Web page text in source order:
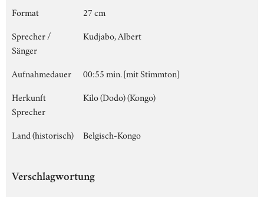
Format
27 cm
Sprecher /
Sänger
Kudjabo, Albert
Aufnahmedauer
00:55 min. [mit Stimmton]
Herkunft
Sprecher
Kilo (Dodo) (Kongo)
Land (historisch) Belgisch-Kongo
Verschlagwortung